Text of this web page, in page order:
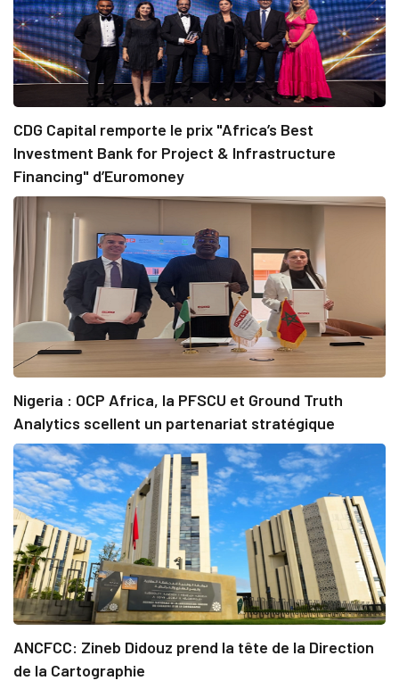
CDG Capital remporte le prix "Africa’s Best
Investment Bank for Project & Infrastructure
Financing" d’Euromoney
Nigeria : OCP Africa, la PFSCU et Ground Truth
Analytics scellent un partenariat stratégique
ANCFCC: Zineb Didouz prend la tête de la Direction
de la Cartographie